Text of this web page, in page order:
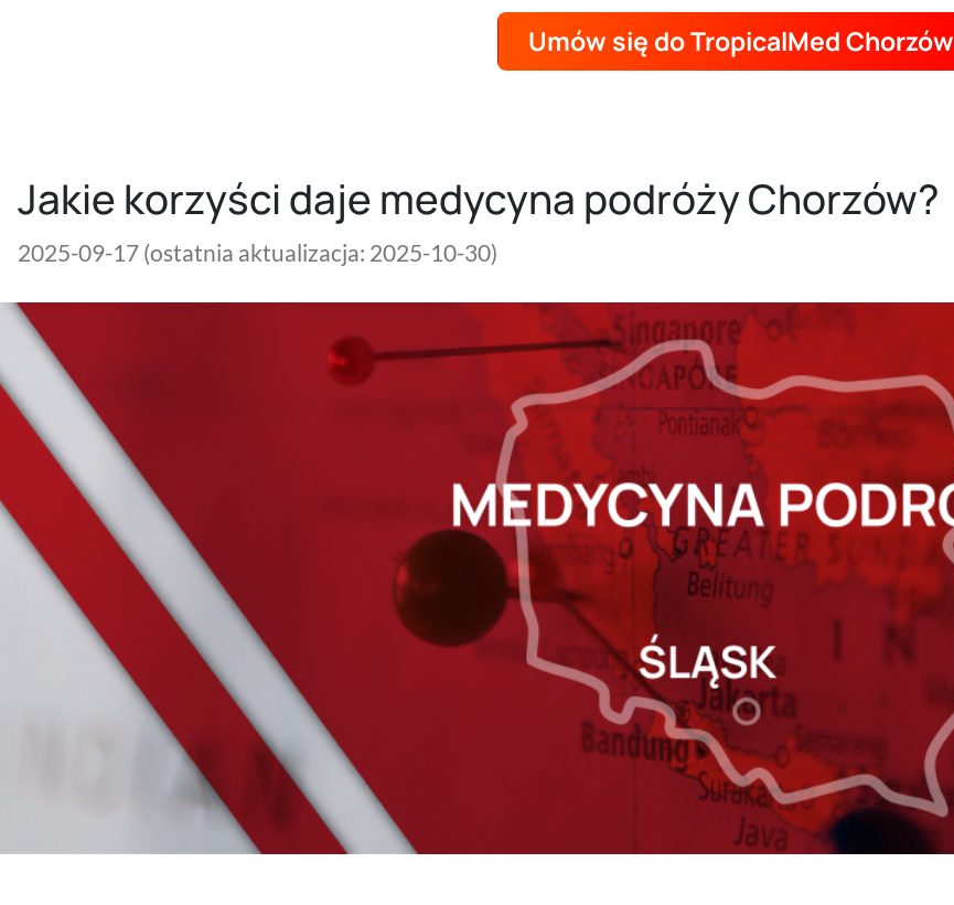
Umów się do TropicalMed Chorzów
Jakie korzyści daje medycyna podróży Chorzów?
2025-09-17 (ostatnia aktualizacja: 2025-10-30)